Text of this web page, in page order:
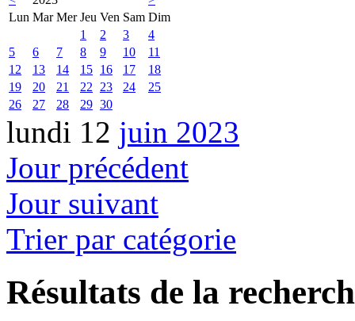
Lun Mar Mer Jeu Ven Sam Dim
1
2 3
4
5
6 7 8 9 10
11
12
13 14 15 16 17
18
19
20 21 22 23 24
25
26
27 28 29 30
lundi 12 juin 2023
Jour précédent
Jour suivant
Trier par catégorie
Résultats de la